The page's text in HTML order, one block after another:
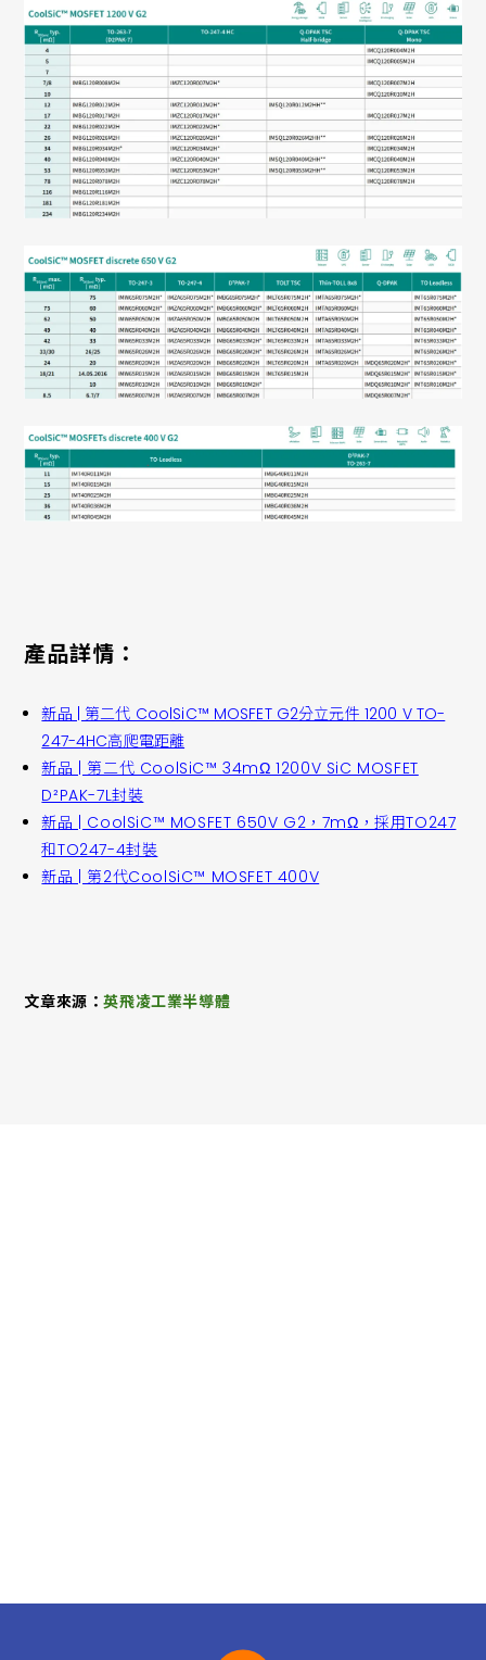
產品詳情：
新品 | 第二代 CoolSiC™ MOSFET G2分立元件 1200 V TO-
247-4HC高爬電距離
新品 | 第二代 CoolSiC™ 34mΩ 1200V SiC MOSFET
D²PAK-7L封裝
新品 | CoolSiC™ MOSFET 650V G2，7mΩ，採用TO247
和TO247-4封裝
新品 | 第2代CoolSiC™ MOSFET 400V
文章來源：英飛凌工業半導體